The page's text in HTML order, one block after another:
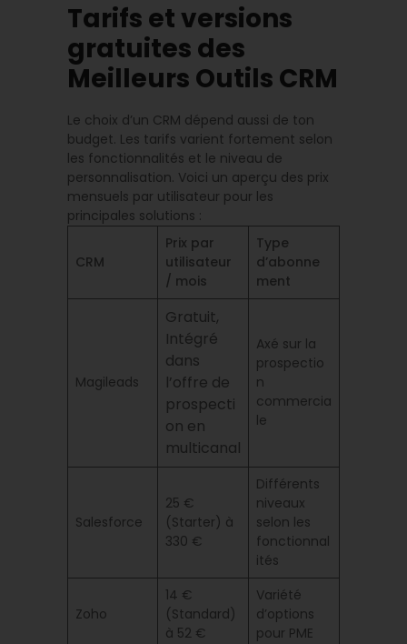
Tarifs et versions
gratuites des
Meilleurs Outils CRM
Le choix d’un CRM dépend aussi de ton
budget. Les tarifs varient fortement selon
les fonctionnalités et le niveau de
personnalisation. Voici un aperçu des prix
mensuels par utilisateur pour les
principales solutions :
CRM
Prix par
utilisateur
/ mois
Type
d’abonne
ment
Magileads
Gratuit,
Intégré
dans
l’offre de
prospecti
on en
multicanal
Axé sur la
prospectio
n
commercia
le
Salesforce
25 €
(Starter) à
330 €
Différents
niveaux
selon les
fonctionnal
ités
Zoho
14 €
(Standard)
à 52 €
Variété
d’options
pour PME